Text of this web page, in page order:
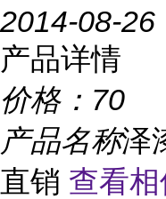
2014-08-26
产品详情
价格： 70
产品名称泽
直销 查看